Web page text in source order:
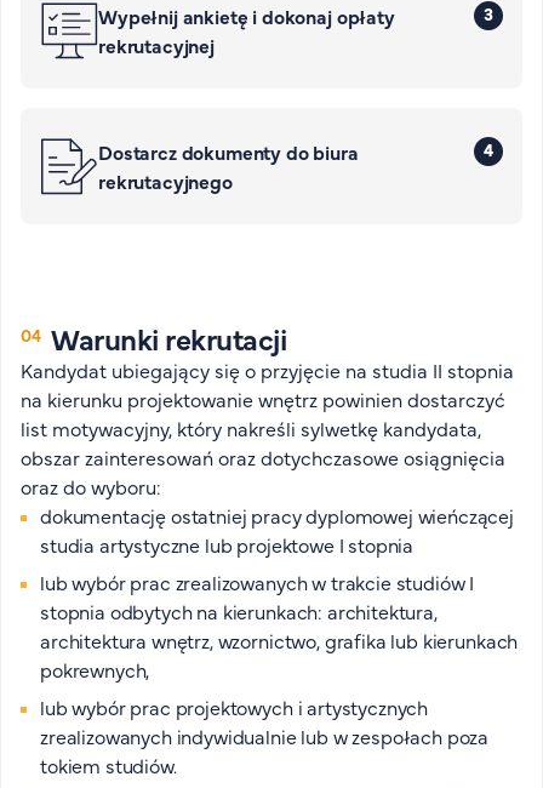
3
Wypełnij ankietę i dokonaj opłaty
rekrutacyjnej
4
Dostarcz dokumenty do biura
rekrutacyjnego
Warunki rekrutacji
Kandydat ubiegający się o przyjęcie na studia II stopnia
na kierunku projektowanie wnętrz powinien dostarczyć
list motywacyjny, który nakreśli sylwetkę kandydata,
obszar zainteresowań oraz dotychczasowe osiągnięcia
oraz do wyboru:
dokumentację ostatniej pracy dyplomowej wieńczącej
studia artystyczne lub projektowe I stopnia
lub wybór prac zrealizowanych w trakcie studiów I
stopnia odbytych na kierunkach: architektura,
architektura wnętrz, wzornictwo, grafika lub kierunkach
pokrewnych,
lub wybór prac projektowych i artystycznych
zrealizowanych indywidualnie lub w zespołach poza
tokiem studiów.